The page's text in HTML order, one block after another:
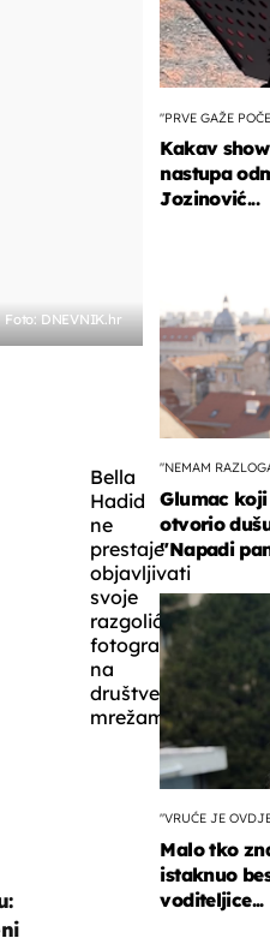
Foto: DNEVNIK.hr
Bella
Hadid
ne
prestaje
objavljivati
svoje
razgolićene
fotografije
na
društvenim
mrežama.
"PRVE GAŽE
Kakav
nastupa
Jozinović...
"NEMAM
Glumac
otvorio
"Napadi
"VRUĆE JE
Malo tko
istaknuo
voditeljice...